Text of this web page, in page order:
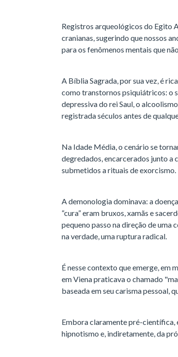
Registros arqueológicos do Egito
cranianas, sugerindo que nossos
para os fenômenos mentais que
A Bíblia Sagrada, por sua vez, é
como transtornos psiquiátricos: o
depressiva do rei Saul, o
registrada séculos antes de
Na Idade Média, o cenário se
degredados, encarcerados junto a
submetidos a rituais de exorcismo.
A demonologia dominava: a
“cura” eram bruxos, xamãs e
pequeno passo na direção de
na verdade, uma ruptura radical.
É nesse contexto que emerge, em
em Viena praticava o chamado
baseada em seu carisma pessoal,
Embora claramente pré-científica,
hipnotismo e, indiretamente, da